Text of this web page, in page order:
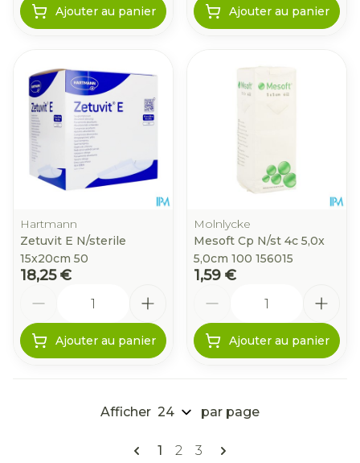
Ajouter au panier Ajouter au panier
Hartmann
Zetuvit E N/sterile
15x20cm 50
18,25 €
Ajouter au panier
Molnlycke
Mesoft Cp N/st 4c 5,0x
5,0cm 100 156015
1,59 €
Ajouter au panier
Pages
Vous lisez actuellement la
1 Page
2 Page
3
Afficher par page